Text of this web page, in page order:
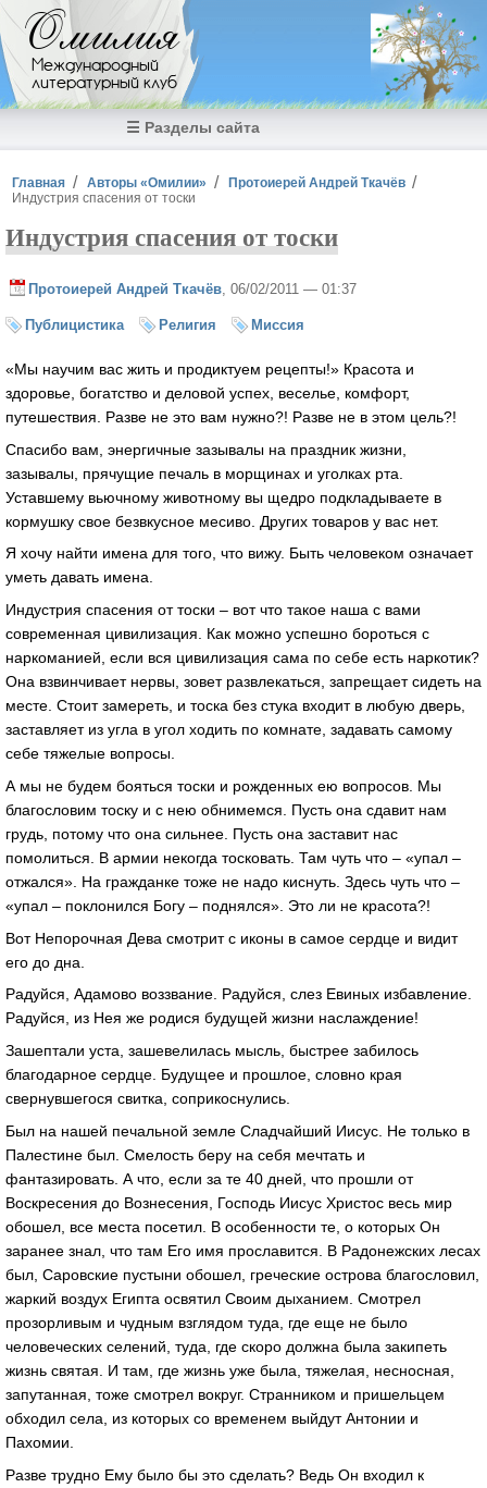
Перейти к основному содержанию
Омилия
Международный
литературный клуб
☰ Разделы сайта
Вы здесь
Главная Авторы «Омилии»
Протоиерей Андрей Ткачёв
Индустрия спасения от тоски
Индустрия спасения от тоски
Протоиерей Андрей Ткачёв , 06/02/2011 — 01:37
Публицистика Религия Миссия
«Мы научим вас жить и продиктуем рецепты!» Красота и
здоровье, богатство и деловой успех, веселье, комфорт,
путешествия. Разве не это вам нужно?! Разве не в этом цель?!
Спасибо вам, энергичные зазывалы на праздник жизни,
зазывалы, прячущие печаль в морщинах и уголках рта.
Уставшему вьючному животному вы щедро подкладываете в
кормушку свое безвкусное месиво. Других товаров у вас нет.
Я хочу найти имена для того, что вижу. Быть человеком означает
уметь давать имена.
Индустрия спасения от тоски – вот что такое наша с вами
современная цивилизация. Как можно успешно бороться с
наркоманией, если вся цивилизация сама по себе есть наркотик?
Она взвинчивает нервы, зовет развлекаться, запрещает сидеть на
месте. Стоит замереть, и тоска без стука входит в любую дверь,
заставляет из угла в угол ходить по комнате, задавать самому
себе тяжелые вопросы.
А мы не будем бояться тоски и рожденных ею вопросов. Мы
благословим тоску и с нею обнимемся. Пусть она сдавит нам
грудь, потому что она сильнее. Пусть она заставит нас
помолиться. В армии некогда тосковать. Там чуть что – «упал –
отжался». На гражданке тоже не надо киснуть. Здесь чуть что –
«упал – поклонился Богу – поднялся». Это ли не красота?!
Вот Непорочная Дева смотрит с иконы в самое сердце и видит
его до дна.
Радуйся, Адамово воззвание. Радуйся, слез Евиных избавление.
Радуйся, из Нея же родися будущей жизни наслаждение!
Зашептали уста, зашевелилась мысль, быстрее забилось
благодарное сердце. Будущее и прошлое, словно края
свернувшегося свитка, соприкоснулись.
Был на нашей печальной земле Сладчайший Иисус. Не только в
Палестине был. Смелость беру на себя мечтать и
фантазировать. А что, если за те 40 дней, что прошли от
Воскресения до Вознесения, Господь Иисус Христос весь мир
обошел, все места посетил. В особенности те, о которых Он
заранее знал, что там Его имя прославится. В Радонежских лесах
был, Саровские пустыни обошел, греческие острова благословил,
жаркий воздух Египта освятил Своим дыханием. Смотрел
прозорливым и чудным взглядом туда, где еще не было
человеческих селений, туда, где скоро должна была закипеть
жизнь святая. И там, где жизнь уже была, тяжелая, несносная,
запутанная, тоже смотрел вокруг. Странником и пришельцем
обходил села, из которых со временем выйдут Антонии и
Пахомии.
Разве трудно Ему было бы это сделать? Ведь Он входил к